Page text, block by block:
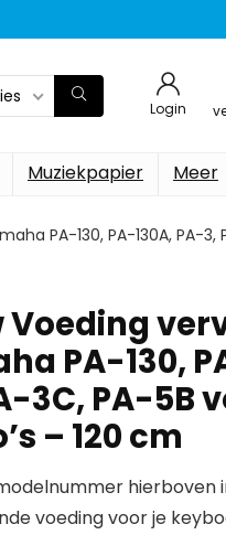
Login
Muziekpapier Meer
PA-130, PA-130A, PA-
Voeding
PA-130,
3C, PA-5B
– 120 cm
hierboven
voeding voor je